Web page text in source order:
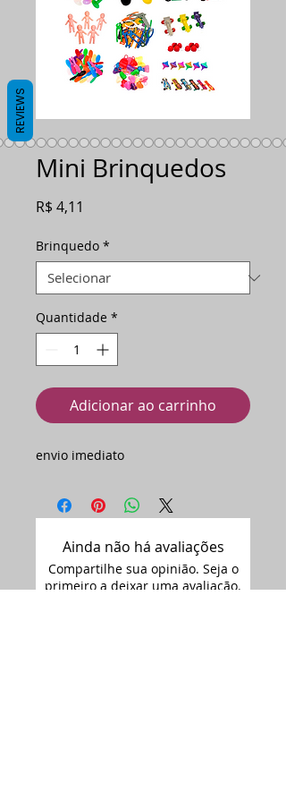
Mini Brinquedos
R$ 4,11
Brinquedo *
Quantidade *
Adicionar ao carrinho
envio imediato
Ainda não há avaliações
Compartilhe sua opinião. Seja o
primeiro a deixar uma avaliação.
REVIEWS